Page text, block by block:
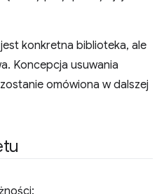
konkretna biblioteka, ale
Koncepcja usuwania
omówiona w dalszej